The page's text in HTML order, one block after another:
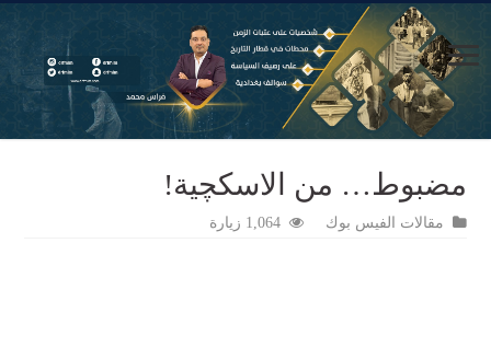
مضبوط… من الاسكچية!
مقالات الفيس بوك 1,064 زيارة